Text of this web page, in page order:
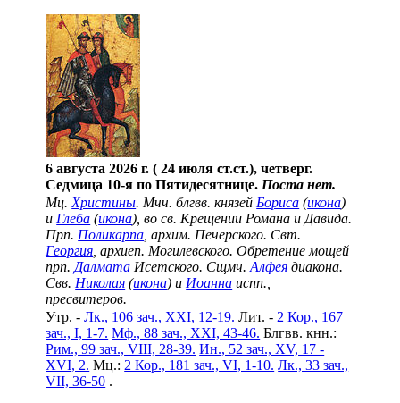
6 августа 2026 г. ( 24 июля ст.ст.), четверг.
Седмица 10-я по Пятидесятнице. Поста нет.
Мц. Христины. Мчч. блгвв. князей Бориса (икона)
и Глеба (икона), во св. Крещении Романа и Давида.
Прп. Поликарпа , архим. Печерского. Свт.
Георгия , архиеп. Могилевского. Обретение мощей
прп. Далмата Исетского. Сщмч.Алфея диакона.
Свв. Николая (икона) и Иоанна испп.,
пресвитеров.
Утр. -Лк., 106 зач., XXI, 12-19. Лит. - 2 Кор., 167
зач., I, 1-7. Мф., 88 зач., XXI, 43-46. Блгвв. кнн.:
Рим., 99 зач., VIII, 28-39. Ин., 52 зач., XV, 17 -
XVI, 2. Мц.: 2 Кор., 181 зач., VI, 1-10. Лк., 33 зач.,
VII, 36-50 .